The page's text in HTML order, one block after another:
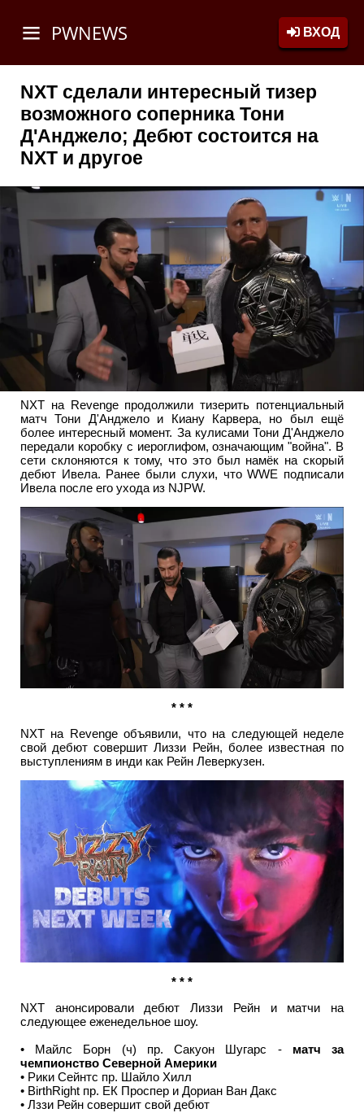
PWNEWS ВХОД
NXT сделали интересный тизер
возможного соперника Тони
Д'Анджело; Дебют состоится на
NXT и другое
NXT на Revenge продолжили тизерить потенциальный
матч Тони Д'Анджело и Киану Карвера, но был ещё
более интересный момент. За кулисами Тони Д'Анджело
передали коробку с иероглифом, означающим "война". В
сети склоняются к тому, что это был намёк на скорый
дебют Ивела. Ранее были слухи, что WWE подписали
Ивела после его ухода из NJPW.
* * *
NXT на Revenge объявили, что на следующей неделе
свой дебют совершит Лиззи Рейн, более известная по
выступлениям в инди как Рейн Леверкузен.
* * *
NXT анонсировали дебют Лиззи Рейн и матчи на
следующее еженедельное шоу.
• Майлс Борн (ч) пр. Сакуон Шугарс - матч за
чемпионство Северной Америки
• Рики Сейнтс пр. Шайло Хилл
• BirthRight пр. ЕК Проспер и Дориан Ван Дакс
• Лззи Рейн совершит свой дебют